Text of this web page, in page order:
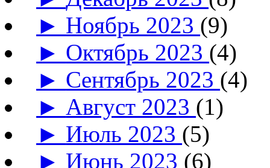
► Ноябрь 2023 (9)
► Октябрь 2023 (4)
► Сентябрь 2023 (4)
► Август 2023 (1)
► Июль 2023 (5)
► Июнь 2023 (6)